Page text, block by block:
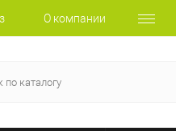
О компании